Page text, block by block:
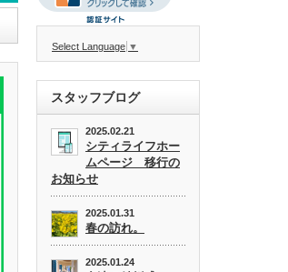
Select Language ▼
スタッフブログ
2025.02.21
シティライフホー
ムページ 移行の
お知らせ
2025.01.31
春の訪れ。
2025.01.24